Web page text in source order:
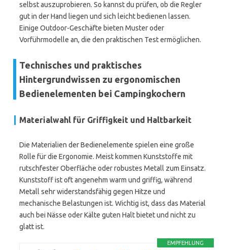
selbst auszuprobieren. So kannst du prüfen, ob die Regler
gut in der Hand liegen und sich leicht bedienen lassen.
Einige Outdoor-Geschäfte bieten Muster oder
Vorführmodelle an, die den praktischen Test ermöglichen.
Technisches und praktisches
Hintergrundwissen zu ergonomischen
Bedienelementen bei Campingkochern
Materialwahl für Griffigkeit und Haltbarkeit
Die Materialien der Bedienelemente spielen eine große
Rolle für die Ergonomie. Meist kommen Kunststoffe mit
rutschfester Oberfläche oder robustes Metall zum Einsatz.
Kunststoff ist oft angenehm warm und griffig, während
Metall sehr widerstandsfähig gegen Hitze und
mechanische Belastungen ist. Wichtig ist, dass das Material
auch bei Nässe oder Kälte guten Halt bietet und nicht zu
glatt ist.
EMPFEHLUNG